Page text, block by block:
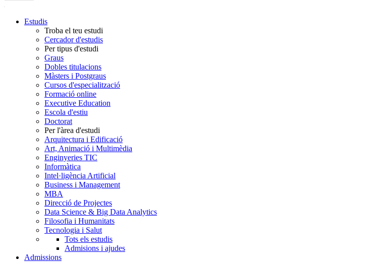
Estudis
Troba el teu estudi
Cercador d'estudis
Per tipus d'estudi
Graus
Dobles titulacions
Màsters i Postgraus
Cursos d'especialització
Formació online
Executive Education
Escola d'estiu
Doctorat
Per l'àrea d'estudi
Arquitectura i Edificació
Art, Animació i Multimèdia
Enginyeries TIC
Informàtica
Intel·ligència Artificial
Business i Management
MBA
Direcció de Projectes
Data Science & Big Data Analytics
Filosofia i Humanitats
Tecnologia i Salut
Tots els estudis
Admisions i ajudes
Admissions